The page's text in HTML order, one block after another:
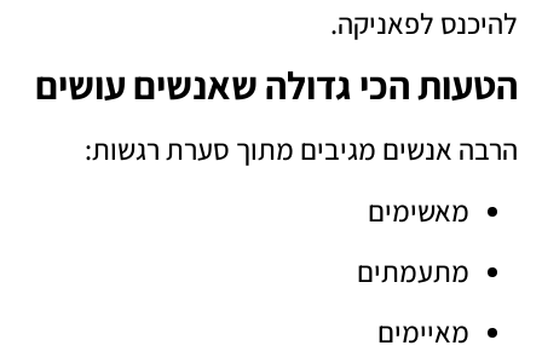
להיכנס לפאניקה.
הטעות הכי גדולה שאנשים עושים
הרבה אנשים מגיבים מתוך סערת רגשות:
מאשימים
מתעמתים
מאיימים